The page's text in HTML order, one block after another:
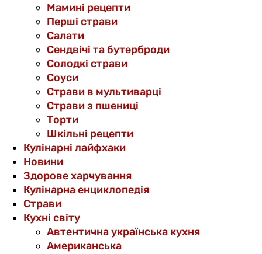
Мамині рецепти
Перші страви
Салати
Сендвічі та бутерброди
Солодкі страви
Соуси
Страви в мультиварці
Страви з пшениці
Торти
Шкільні рецепти
Кулінарні лайфхаки
Новини
Здорове харчування
Кулінарна енциклопедія
Страви
Кухні світу
Автентична українська кухня
Американська